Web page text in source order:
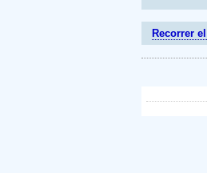
Recorrer